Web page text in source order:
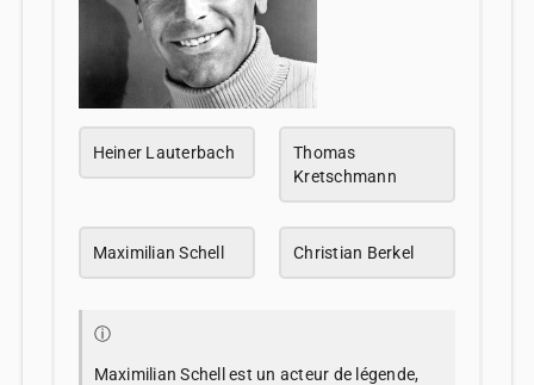
Heiner Lauterbach
Thomas
Kretschmann
Maximilian Schell Christian Berkel
ⓘ
Maximilian Schell est un acteur de légende,